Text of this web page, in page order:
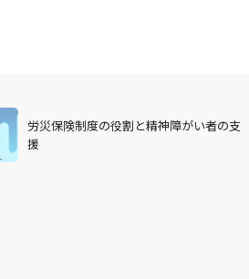
労災保険制度の役割と精神障がい者の支
援